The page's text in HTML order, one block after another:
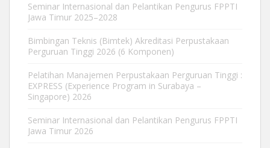
Seminar Internasional dan Pelantikan Pengurus FPPTI
Jawa Timur 2025–2028
Bimbingan Teknis (Bimtek) Akreditasi Perpustakaan
Perguruan Tinggi 2026 (6 Komponen)
Pelatihan Manajemen Perpustakaan Perguruan Tinggi :
EXPRESS (Experience Program in Surabaya –
Singapore) 2026
Seminar Internasional dan Pelantikan Pengurus FPPTI
Jawa Timur 2026